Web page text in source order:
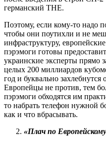
германский THE.
Поэтому, если кому-то надо
чтобы они поутихли и не
инфраструктуру,
пэрэмоги готовы
украинские эксперты прямо
целых 200 миллиардов
год и буквально захлебнутся
Европейцы не против, тем
пэрэмоги обходятся им
то набрать телефон нужной
как и что вбрасывать.
«Плач по